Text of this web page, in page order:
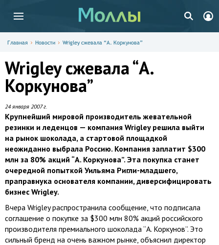
Главная Новости Wrigley сжевала “А. Коркунова”
Wrigley сжевала “А.
Коркунова”
24 января 2007 г.
Крупнейший мировой производитель жевательной
резинки и леденцов — компания Wrigley решила выйти
на рынок шоколада, а стартовой площадкой
неожиданно выбрала Россию. Компания заплатит $300
млн за 80% акций “А. Коркунова”. Эта покупка станет
очередной попыткой Уильяма Ригли-младшего,
праправнука основателя компании, диверсифицировать
бизнес Wrigley.
Вчера Wrigley распространила сообщение, что подписала
соглашение о покупке за $300 млн 80% акций российского
производителя премиального шоколада “А. Коркунов”. Это
сильный бренд на очень важном рынке, объяснил директор